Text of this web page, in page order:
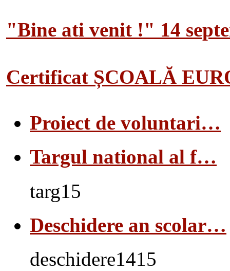
"Bine ati venit !" 14
Certificat ȘCOALĂ
Proiect de voluntari…
Targul national al f…
targ15
Deschidere an scolar…
deschidere1415